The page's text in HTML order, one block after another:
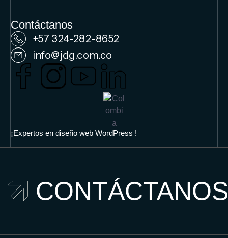
Contáctanos
+57 324-282-8652
info@jdg.com.co
¡Expertos en diseño web WordPress !
CONTÁCTANOS